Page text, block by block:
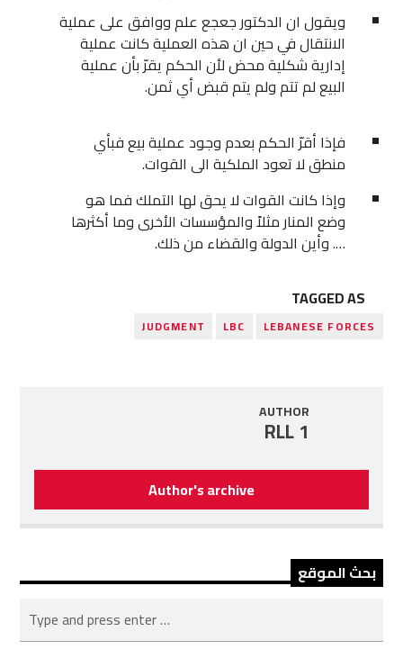
ويقول ان الدكتور جعجع علم ووافق على عملية
الانتقال في حين ان هذه العملية كانت عملية
إدارية شكلية محض لأن الحكم يقرّ بأن عملية
البيع لم تتم ولم يتم قبض أي ثمن.
فإذا أقرّ الحكم بعدم وجود عملية بيع فبأي
منطق لا تعود الملكية الى القوات.
وإذا كانت القوات لا يحق لها التملك فما هو
وضع المنار مثلاً والمؤسسات الأخرى وما أكثرها
…. وأين الدولة والقضاء من ذلك.
TAGGED AS
JUDGMENT LBC LEBANESE FORCES
AUTHOR
RLL 1
Author's archive
بحث الموقع